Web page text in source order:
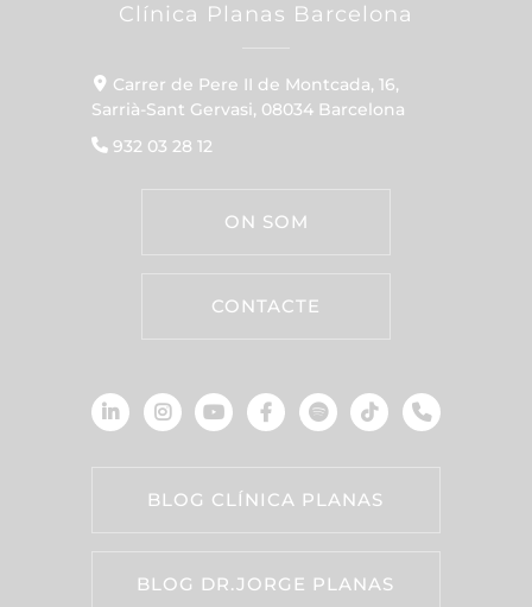
Clínica Planas Barcelona
Carrer de Pere II de Montcada, 16,
Sarrià-Sant Gervasi, 08034 Barcelona
932 03 28 12
ON SOM
CONTACTE
BLOG CLÍNICA PLANAS
BLOG DR.JORGE PLANAS